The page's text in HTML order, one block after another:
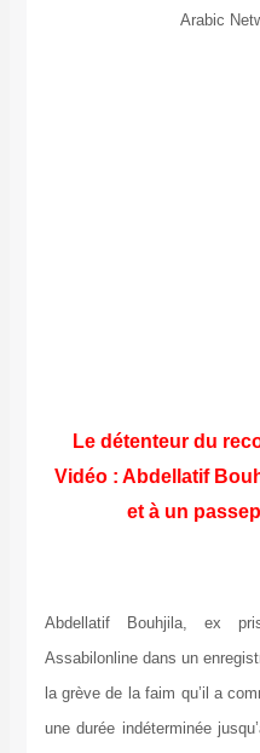
Arabic
Le détenteur du
Vidéo : Abdellatif
et à un
Abdellatif Bouhjila, ex
Assabilonline dans un
la grève de la faim qu’il a
une durée indéterminée